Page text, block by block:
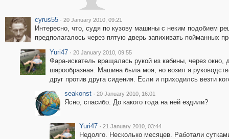
cyrus55 · 20 January 2010, 09:21
Интересно, что, судя по кузову машины с неким подобием
предполагалось через пятую дверь запихивать пойманных
Yuri47 · 20 January 2010, 09:55
Фара-искатель вращалась рукой из кабины, через
шарообразная. Машина была моя, но возил я
друг против друга сидения. Если и приходилсь везти
seakonst · 20 January 2010, 16:01
Ясно, спасибо. До какого года на ней ездили?
Yuri47 · 21 January 2010, 03:44
Недолго. Несколько месяцев. Работали